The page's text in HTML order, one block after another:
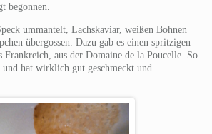
begonnen.
ummantelt, Lachskaviar, weißen Bohnen
übergossen. Dazu gab es einen spritzigen
Frankreich, aus der Domaine de la Poucelle. So
und hat wirklich gut geschmeckt und